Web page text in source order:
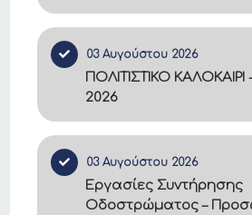
03 Αυγούστου 2026
ΠΟΛΙΤΙΣΤΙΚΟ
2026
03 Αυγούστου 2026
Εργασίες Συντήρησης
Οδοστρώματος –